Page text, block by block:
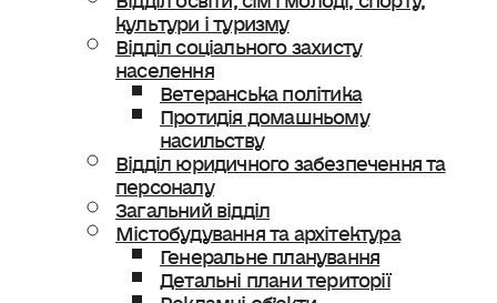
культури і туризму
Відділ соціального захисту
населення
Ветеранська політика
Протидія домашньому
насильству
Відділ юридичного забезпечення та
персоналу
Загальний відділ
Містобудування та архітектура
Генеральне планування
Детальні плани території